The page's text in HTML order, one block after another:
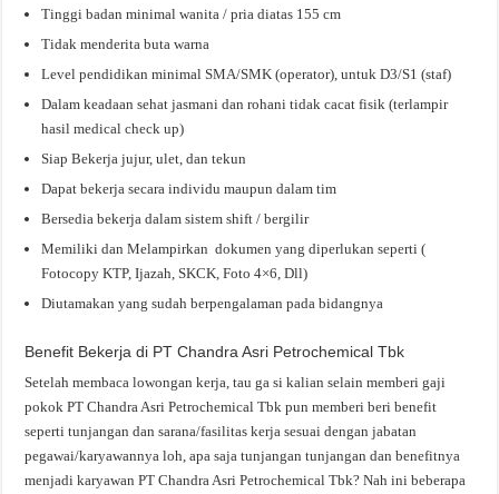
Tinggi badan minimal wanita / pria diatas 155 cm
Tidak menderita buta warna
Level pendidikan minimal SMA/SMK (operator), untuk D3/S1 (staf)
Dalam keadaan sehat jasmani dan rohani tidak cacat fisik (terlampir
hasil medical check up)
Siap Bekerja jujur, ulet, dan tekun
Dapat bekerja secara individu maupun dalam tim
Bersedia bekerja dalam sistem shift / bergilir
Memiliki dan Melampirkan dokumen yang diperlukan seperti (
Fotocopy KTP, Ijazah, SKCK, Foto 4×6, Dll)
Diutamakan yang sudah berpengalaman pada bidangnya
Benefit Bekerja di PT Chandra Asri Petrochemical Tbk
Setelah membaca lowongan kerja, tau ga si kalian selain memberi gaji
pokok PT Chandra Asri Petrochemical Tbk pun memberi beri benefit
seperti tunjangan dan sarana/fasilitas kerja sesuai dengan jabatan
pegawai/karyawannya loh, apa saja tunjangan tunjangan dan benefitnya
menjadi karyawan PT Chandra Asri Petrochemical Tbk? Nah ini beberapa